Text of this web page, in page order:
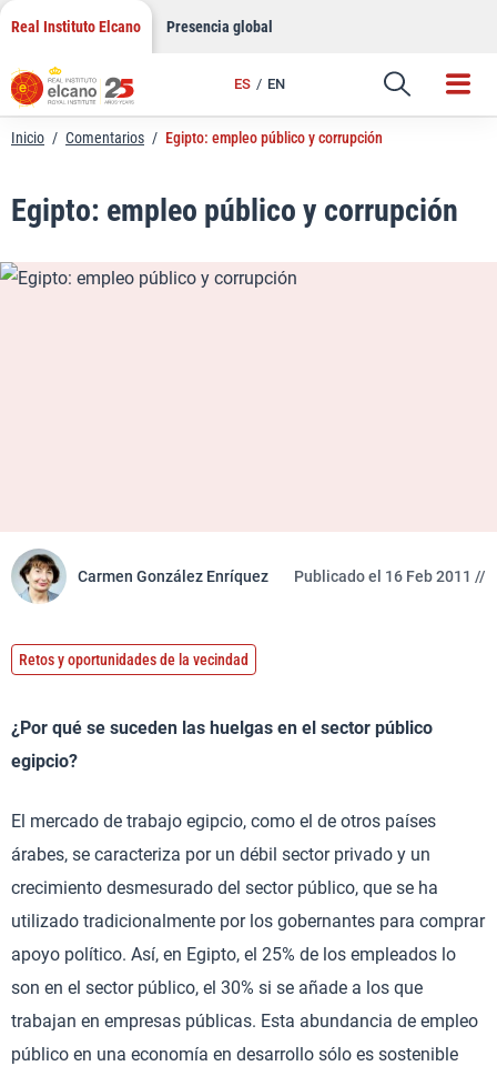
Saltar
contenido
Real Instituto Elcano Presencia global
ES EN
Enlace
Inicio / Comentarios / Egipto: empleo público y corrupción
Egipto: empleo público y corrupción
Carmen González Enríquez Publicado el 16 Feb 2011 //
Retos y oportunidades de la vecindad
¿Por qué se suceden las huelgas en el sector público
egipcio?
El mercado de trabajo egipcio, como el de otros países
árabes, se caracteriza por un débil sector privado y un
crecimiento desmesurado del sector público, que se ha
utilizado tradicionalmente por los gobernantes para comprar
apoyo político. Así, en Egipto, el 25% de los empleados lo
son en el sector público, el 30% si se añade a los que
trabajan en empresas públicas. Esta abundancia de empleo
público en una economía en desarrollo sólo es sostenible